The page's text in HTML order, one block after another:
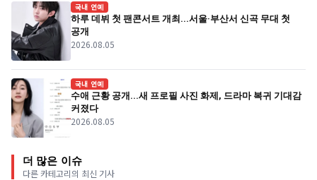
국내 연예
하루 데뷔 첫 팬콘서트 개최...서울·부산서 신곡 무대 첫
공개
2026.08.05
국내 연예
수애 근황 공개...새 프로필 사진 화제, 드라마 복귀 기대감
커졌다
2026.08.05
더 많은 이슈
다른 카테고리의 최신 기사